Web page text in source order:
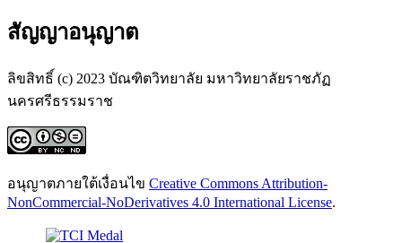
สัญญาอนุญาต
ลิขสิทธิ์ (c) 2023 บัณฑิตวิทยาลัย มหาวิทยาลัยราชภัฏ
นครศรีธรรมราช
อนุญาตภายใต้เงื่อนไข Creative Commons Attribution-
NonCommercial-NoDerivatives 4.0 International License.